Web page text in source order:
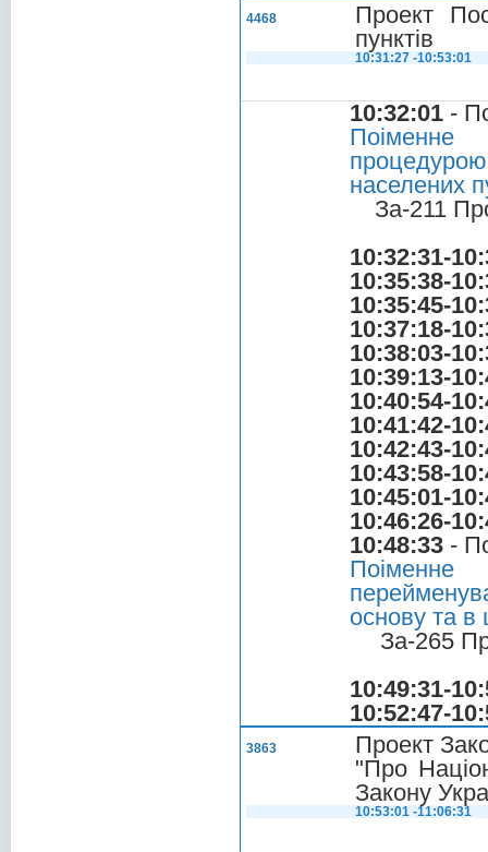
4468
Проект
пунктів
10:31:27 -10:53:01
10:32:01 -
Поіменне
населених
За-211
10:32:31-
10:35:38-
10:35:45-
10:37:18-
10:38:03-
10:39:13-
10:40:54-
10:41:42-
10:42:43-
10:43:58-
10:45:01-
10:46:26-
10:48:33 -
основу та в
За-265
10:49:31-
10:52:47-
3863
Проект
"Про
Закону
10:53:01 -11:06:31